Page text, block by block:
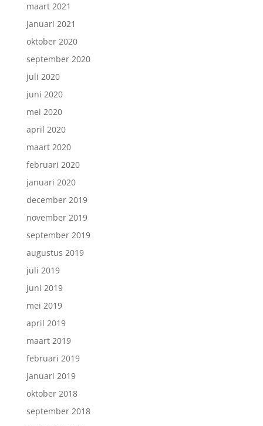
maart 2021
januari 2021
oktober 2020
september 2020
juli 2020
juni 2020
mei 2020
april 2020
maart 2020
februari 2020
januari 2020
december 2019
november 2019
september 2019
augustus 2019
juli 2019
juni 2019
mei 2019
april 2019
maart 2019
februari 2019
januari 2019
oktober 2018
september 2018